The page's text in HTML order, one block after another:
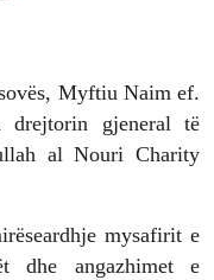
Myftiu Naim ef.
gjeneral të
al Nouri Charity
mysafirit e
dhe angazhimet e